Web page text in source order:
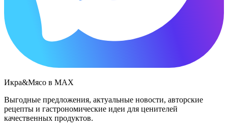
Икра&Мясо в МАХ
Выгодные предложения, актуальные новости, авторские
рецепты и гастрономические идеи для ценителей
качественных продуктов.